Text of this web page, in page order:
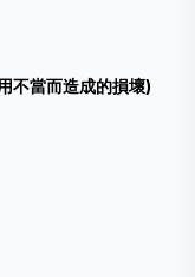
不當而造成的損壞)